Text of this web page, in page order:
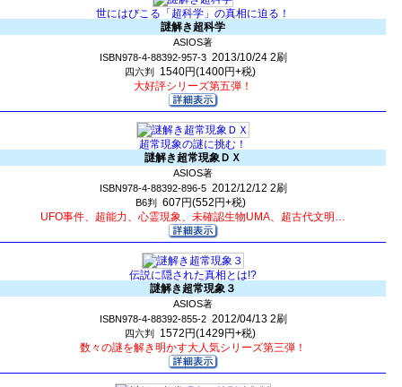
世にはびこる「超科学」の真相に迫る！
謎解き超科学
ASIOS著
ISBN978-4-88392-957-3 2013/10/24 2刷
四六判
1540円(1400円+税)
大好評シリーズ第五弾！
超常現象の謎に挑む！
謎解き超常現象ＤＸ
ASIOS著
ISBN978-4-88392-896-5 2012/12/12 2刷
B6判
607円(552円+税)
UFO事件、超能力、心霊現象、未確認生物UMA、超古代文明…
伝説に隠された真相とは!?
謎解き超常現象３
ASIOS著
ISBN978-4-88392-855-2 2012/04/13 2刷
四六判
1572円(1429円+税)
数々の謎を解き明かす大人気シリーズ第三弾！